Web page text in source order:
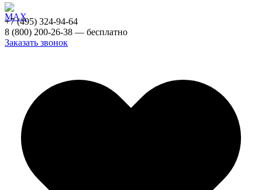
+7 (495) 324-94-64
8 (800) 200-26-38 — бесплатно
Заказать звонок